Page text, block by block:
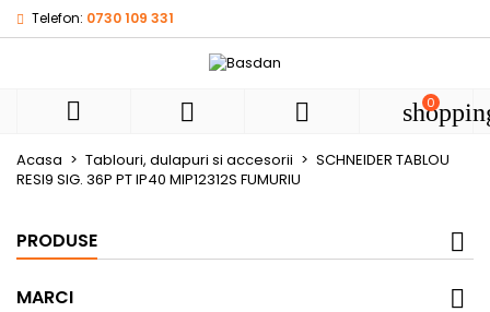
Telefon: 0730 109 331
   0
Acasa Tablouri, dulapuri si accesorii
SCHNEIDER TABLOU
RESI9 SIG. 36P PT IP40 MIP12312S FUMURIU
PRODUSE
MARCI
My wishlists
Create new
((title))
((label))
Autentificare
Ai nevoie sa fii autentificat pentru a salva produsele in
de dorinte.
((cancelText))